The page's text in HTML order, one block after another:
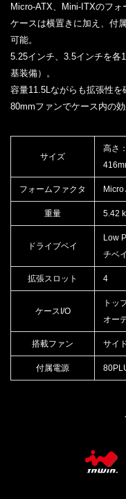
Micro-ATX、Mini-ITXのフォ
ケースは横置きに加え、付
可能。
5.25インチ、3.5インチを各
基装備）。
容量11.5Lながらも拡張性
80mmファンでケース内の
サイズ
高さ
フォームファクタ Micro
重量 5.42
ドライブベイ
Low
チベ
拡張スロット 4
ケースI/O
トッ
オー
搭載ファン サイ
付属電源